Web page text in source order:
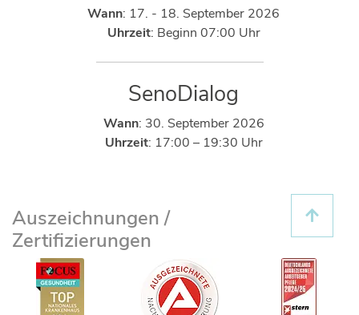
Wann: 17. - 18. September 2026
Uhrzeit: Beginn 07:00 Uhr
SenoDialog
Wann: 30. September 2026
Uhrzeit: 17:00 – 19:30 Uhr
Auszeichnungen /
Zertifizierungen